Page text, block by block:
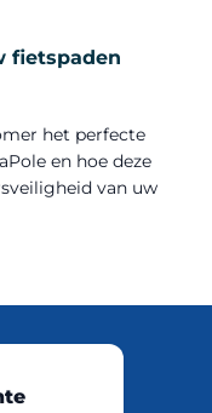
fietspaden
het perfecte
en hoe deze
van uw